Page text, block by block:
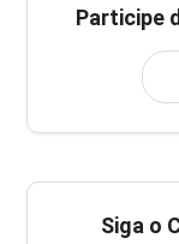
Participe
Siga o